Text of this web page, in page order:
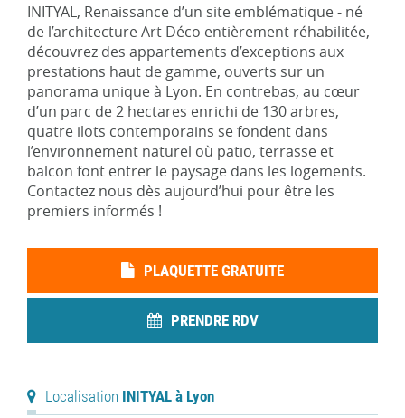
INITYAL, Renaissance d’un site emblématique - né
de l’architecture Art Déco entièrement réhabilitée,
découvrez des appartements d’exceptions aux
prestations haut de gamme, ouverts sur un
panorama unique à Lyon. En contrebas, au cœur
d’un parc de 2 hectares enrichi de 130 arbres,
quatre ilots contemporains se fondent dans
l’environnement naturel où patio, terrasse et
balcon font entrer le paysage dans les logements.
Contactez nous dès aujourd’hui pour être les
premiers informés !
PLAQUETTE GRATUITE
PRENDRE RDV
Localisation INITYAL à Lyon